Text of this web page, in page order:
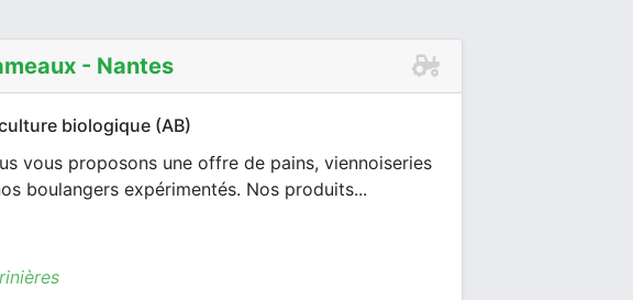
- Nantes
biologique (AB)
vous proposons une offre de pains, viennoiseries
boulangers expérimentés. Nos produits...